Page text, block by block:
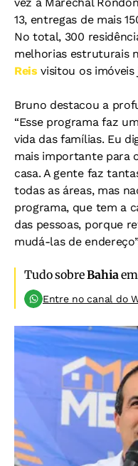
13, entregas de mais
No total, 300
melhorias estruturais
Reisvisitou os
Bruno destacou a
“Esse programa faz
vida das famílias. Eu
mais importante para
casa. A gente faz
todas as áreas, mas
programa, que tem a
das pessoas, porque
mudá-las de
Tudo sobreBahia
Entre no canal do